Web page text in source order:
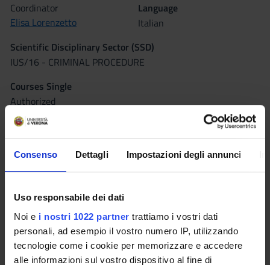
Consenso Dettagli Impostazioni degli annunci
Uso responsabile dei dati
Noi e i nostri 1022 partner trattiamo i vostri dati
personali, ad esempio il vostro numero IP, utilizzando
tecnologie come i cookie per memorizzare e accedere
alle informazioni sul vostro dispositivo al fine di
Coordinator
Elisa Lorenzetto
Language
Italian
Scientific Disciplinary Sector (SSD)
IUS/16 - CRIMINAL PROCEDURE
Courses Single
Authorized
Seminars 0
The teaching is organized as follows:
UL 1
Credits
6
1° periodo lezioni (1B)